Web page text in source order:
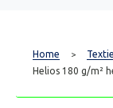
Home >
Helios 180 g/m²